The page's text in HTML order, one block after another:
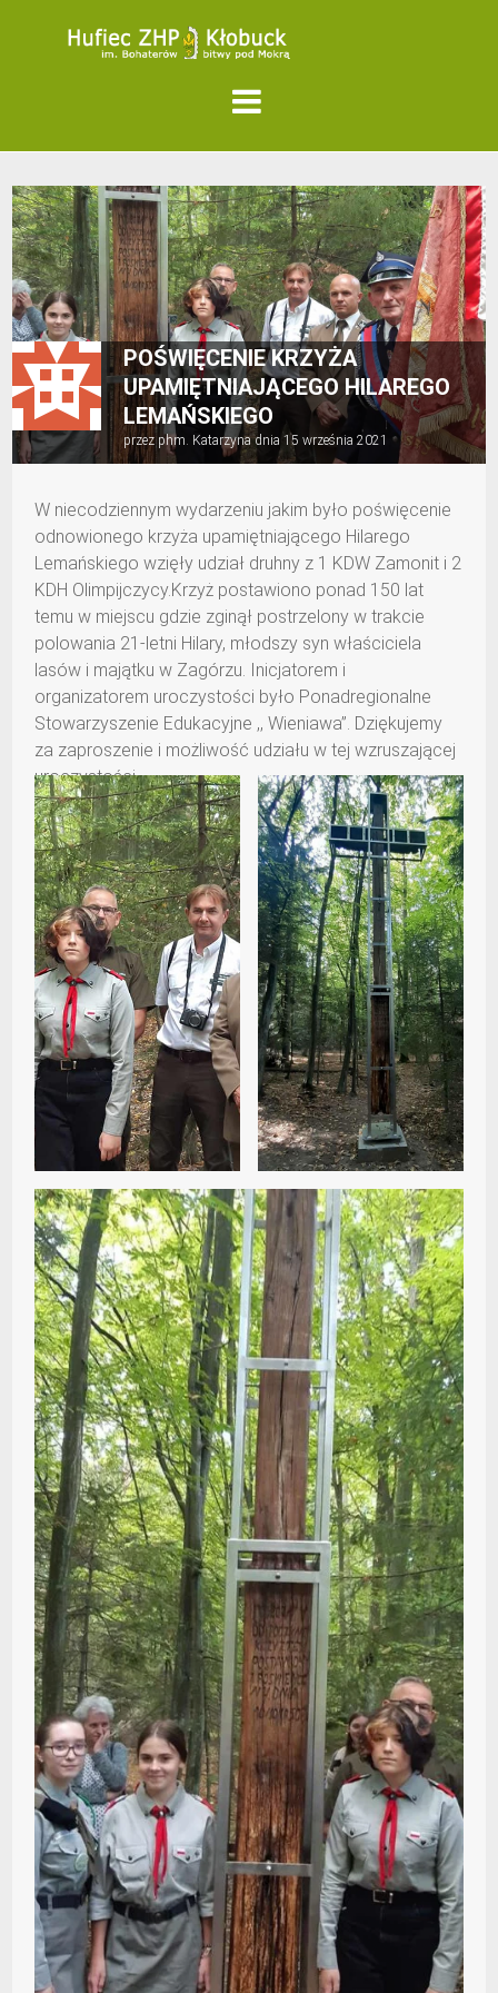
POŚWIĘCENIE KRZYŻA
UPAMIĘTNIAJĄCEGO HILAREGO
LEMAŃSKIEGO
przezphm. Katarzynadnia15 września 2021
W niecodziennym wydarzeniu jakim było poświęcenie
odnowionego krzyża upamiętniającego Hilarego
Lemańskiego wzięły udział druhny z 1 KDW Zamonit i 2
KDH Olimpijczycy.Krzyż postawiono ponad 150 lat
temu w miejscu gdzie zginął postrzelony w trakcie
polowania 21-letni Hilary, młodszy syn właściciela
lasów i majątku w Zagórzu. Inicjatorem i
organizatorem uroczystości było Ponadregionalne
Stowarzyszenie Edukacyjne ,, Wieniawa”. Dziękujemy
za zaproszenie i możliwość udziału w tej wzruszającej
uroczystości.